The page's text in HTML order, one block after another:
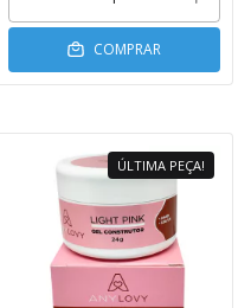
COMPRAR
ÚLTIMA PEÇA!